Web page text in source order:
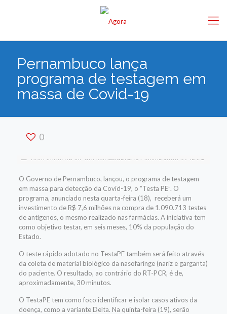
Pernambuco lança
programa de testagem em
massa de Covid-19
0
O Governo de Pernambuco, lançou, o programa de testagem
em massa para detecção da Covid-19, o “Testa PE”. O
programa, anunciado nesta quarta-feira (18), receberá um
investimento de R$ 7,6 milhões na compra de 1.090.713 testes
de antígenos, o mesmo realizado nas farmácias. A iniciativa tem
como objetivo testar, em seis meses, 10% da população do
Estado.
O teste rápido adotado no TestaPE também será feito através
da coleta de material biológico da nasofaringe (nariz e garganta)
do paciente. O resultado, ao contrário do RT-PCR, é de,
aproximadamente, 30 minutos.
O TestaPE tem como foco identificar e isolar casos ativos da
doença, como a variante Delta. Na quinta-feira (19), serão